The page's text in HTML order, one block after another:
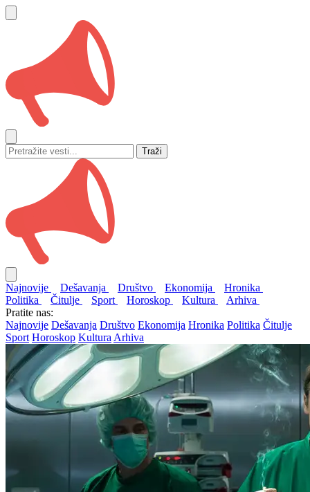
Traži
Najnovije Dešavanja Društvo Ekonomija
Hronika
Politika
Čitulje Sport Horoskop Kultura
Arhiva
Pratite nas:
Najnovije Dešavanja Društvo Ekonomija Hronika Politika Čitulje
Sport Horoskop Kultura Arhiva